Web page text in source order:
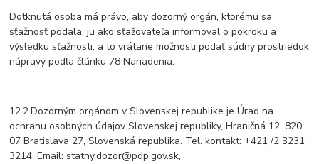
Dotknutá osoba má právo, aby dozorný orgán, ktorému sa
sťažnosť podala, ju ako sťažovateľa informoval o pokroku a
výsledku sťažnosti, a to vrátane možnosti podať súdny prostriedok
nápravy podľa článku 78 Nariadenia.
12.2.Dozorným orgánom v Slovenskej republike je Úrad na
ochranu osobných údajov Slovenskej republiky, Hraničná 12, 820
07 Bratislava 27, Slovenská republika. Tel. kontakt: +421 /2 3231
3214, Email: statny.dozor@pdp.gov.sk,